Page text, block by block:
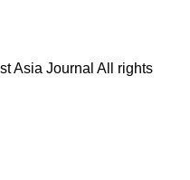
Asia Journal All rights